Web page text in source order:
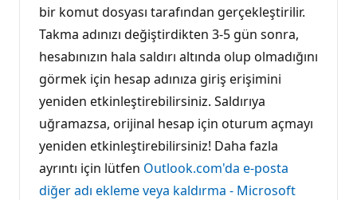
bir komut dosyası tarafından gerçekleştirilir.
Takma adınızı değiştirdikten 3-5 gün sonra,
hesabınızın hala saldırı altında olup olmadığını
görmek için hesap adınıza giriş erişimini
yeniden etkinleştirebilirsiniz. Saldırıya
uğramazsa, orijinal hesap için oturum açmayı
yeniden etkinleştirebilirsiniz! Daha fazla
ayrıntı için lütfen Outlook.com'da e-posta
diğer adı ekleme veya kaldırma - Microsoft